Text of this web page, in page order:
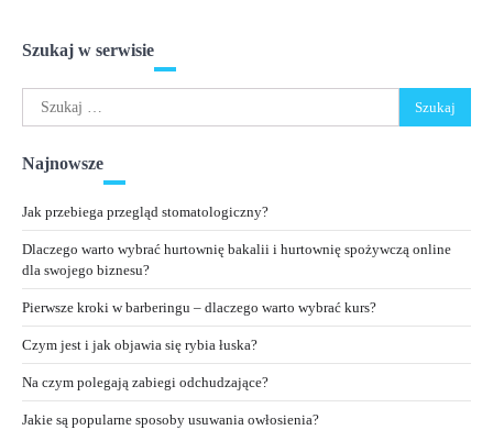
Szukaj w serwisie
Szukaj:
Najnowsze
Jak przebiega przegląd stomatologiczny?
Dlaczego warto wybrać hurtownię bakalii i hurtownię spożywczą online
dla swojego biznesu?
Pierwsze kroki w barberingu – dlaczego warto wybrać kurs?
Czym jest i jak objawia się rybia łuska?
Na czym polegają zabiegi odchudzające?
Jakie są popularne sposoby usuwania owłosienia?